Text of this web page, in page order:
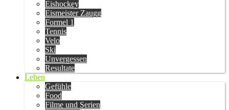
Eishockey
Eismeister Zaugg
Formel 1
Tennis
Velo
Ski
Unvergessen
Resultate
Leben
Gefühle
Food
Filme und Serien